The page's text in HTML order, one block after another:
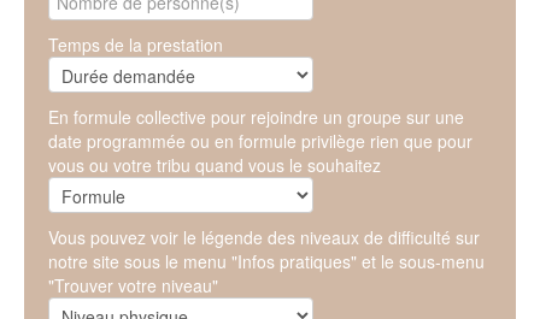
Temps de la prestation
En formule collective pour rejoindre un groupe sur une
date programmée ou en formule privilège rien que pour
vous ou votre tribu quand vous le souhaitez
Vous pouvez voir le légende des niveaux de difficulté sur
notre site sous le menu "Infos pratiques" et le sous-menu
"Trouver votre niveau"